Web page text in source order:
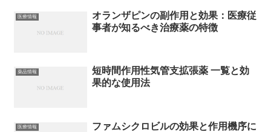
医療情報
オランザピンの副作用と効果：医療従
事者が知るべき治療薬の特徴
薬品情報
短時間作用性気管支拡張薬 一覧と効
果的な使用法
医療情報
ファムシクロビルの効果と作用機序に